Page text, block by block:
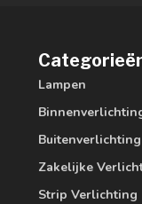
Lampen
Buitenverlichting
Zakelijke
Strip Verlichting